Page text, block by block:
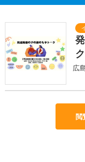
ク
広
閲